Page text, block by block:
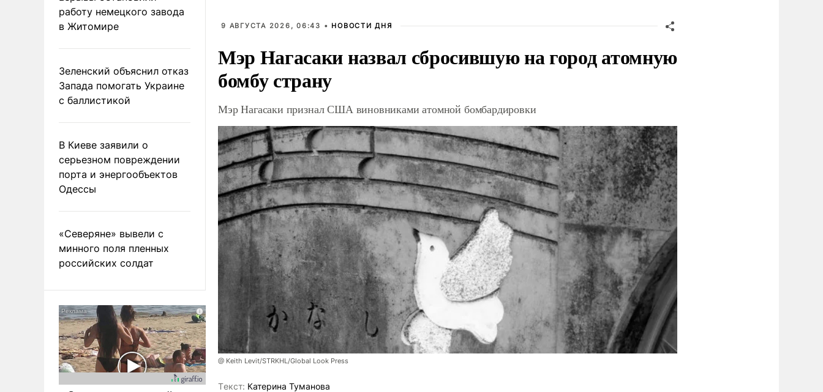
работу немецкого завода
в Житомире
Зеленский объяснил отказ
Запада помогать Украине
с баллистикой
В Киеве заявили о
серьезном повреждении
порта и энергообъектов
Одессы
«Северяне» вывели с
минного поля пленных
российских солдат
9 АВГУСТА 2026, 06:43 • НОВОСТИ ДНЯ
Мэр Нагасаки назвал сбросившую на город атомную
бомбу страну
Мэр Нагасаки признал США виновниками атомной бомбардировки
@ Keith Levit/STRKHL/Global Look Press
Tекст: Катерина Туманова